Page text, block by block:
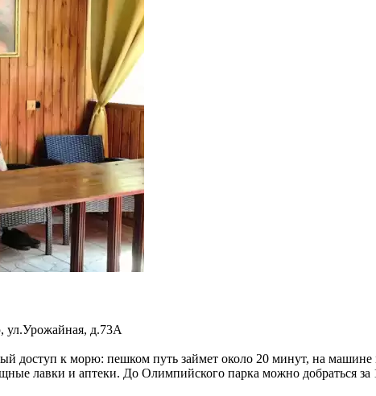
, ул.Урожайная, д.73А
доступ к морю: пешком путь займет около 20 минут, на
лавки и аптеки. До Олимпийского парка можно добраться за